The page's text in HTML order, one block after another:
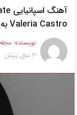
روش‌های
زیر
این
صفحه
را
Valeria Castro به همراه متن و ترجمه مجزا
نویسنده:
2 سال پیش